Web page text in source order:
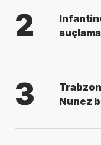
2
suçlama
3
Nunez